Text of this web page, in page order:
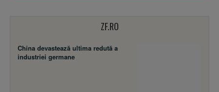
ZF.RO
China devastează ultima redută a
industriei germane